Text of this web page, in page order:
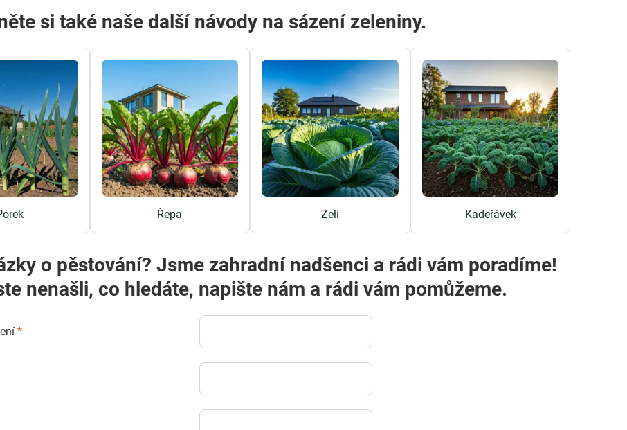
si také naše další návody na sázení zeleniny.
Řepa Zelí Kadeřávek
o pěstování? Jsme zahradní nadšenci a rádi vám poradíme!
nenašli, co hledáte, napište nám a rádi vám pomůžeme.
*